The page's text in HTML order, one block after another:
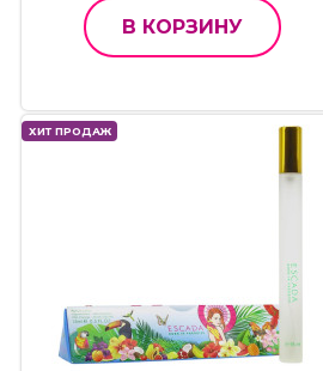
В КОРЗИНУ
ХИТ ПРОДАЖ